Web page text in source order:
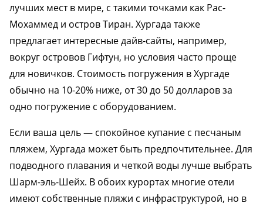
лучших мест в мире, с такими точками как Рас-
Мохаммед и остров Тиран. Хургада также
предлагает интересные дайв-сайты, например,
вокруг островов Гифтун, но условия часто проще
для новичков. Стоимость погружения в Хургаде
обычно на 10-20% ниже, от 30 до 50 долларов за
одно погружение с оборудованием.
Если ваша цель — спокойное купание с песчаным
пляжем, Хургада может быть предпочтительнее. Для
подводного плавания и четкой воды лучше выбрать
Шарм-эль-Шейх. В обоих курортах многие отели
имеют собственные пляжи с инфраструктурой, но в